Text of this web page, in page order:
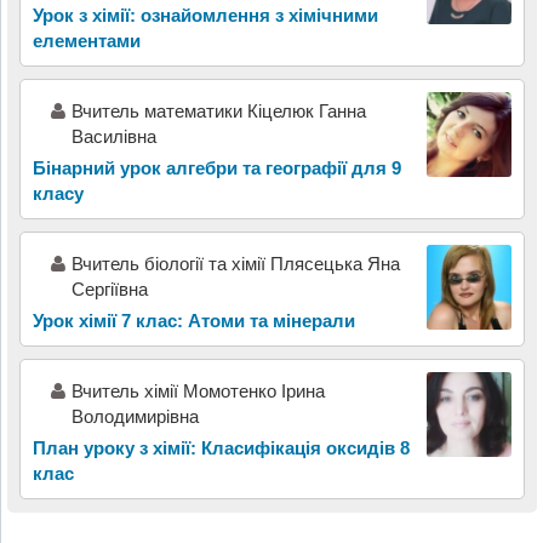
Урок з хімії: ознайомлення з хімічними
елементами
Вчитель математики Кіцелюк Ганна
Василівна
Бінарний урок алгебри та географії для 9
класу
Вчитель біології та хімії Плясецька Яна
Сергіївна
Урок хімії 7 клас: Атоми та мінерали
Вчитель хімії Момотенко Ірина
Володимирівна
План уроку з хімії: Класифікація оксидів 8
клас